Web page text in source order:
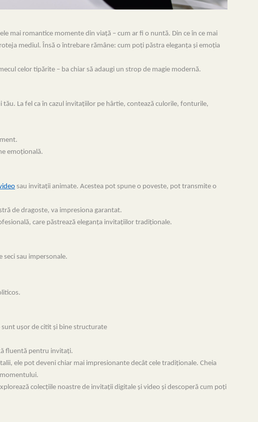
mai romantice momente din viață – cum ar fi o nuntă. Din ce în ce mai
mediul. Însă o întrebare rămâne: cum poți păstra eleganța și emoția
celor tipărite – ba chiar să adaugi un strop de magie modernă.
La fel ca în cazul invitațiilor pe hârtie, contează culorile, fonturile,
emoțională.
sau invitații animate. Acestea pot spune o poveste, pot transmite o
de dragoste, va impresiona garantat.
care păstrează eleganța invitațiilor tradiționale.
seci sau impersonale.
ușor de citit și bine structurate
fluentă pentru invitați.
ele pot deveni chiar mai impresionante decât cele tradiționale. Cheia
colecțiile noastre de invitații digitale și video și descoperă cum poți